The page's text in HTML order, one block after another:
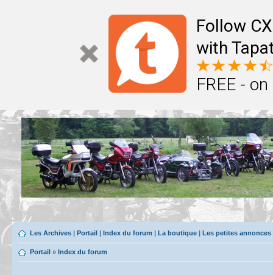
Follow
with
FREE -
Les Archives | Portail | Index du forum | La boutique | Les petites
Portail » Index du forum